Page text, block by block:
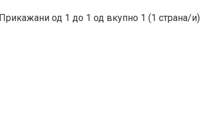
Прикажани од 1 до 1 од вкупно 1 (1 страна/и)